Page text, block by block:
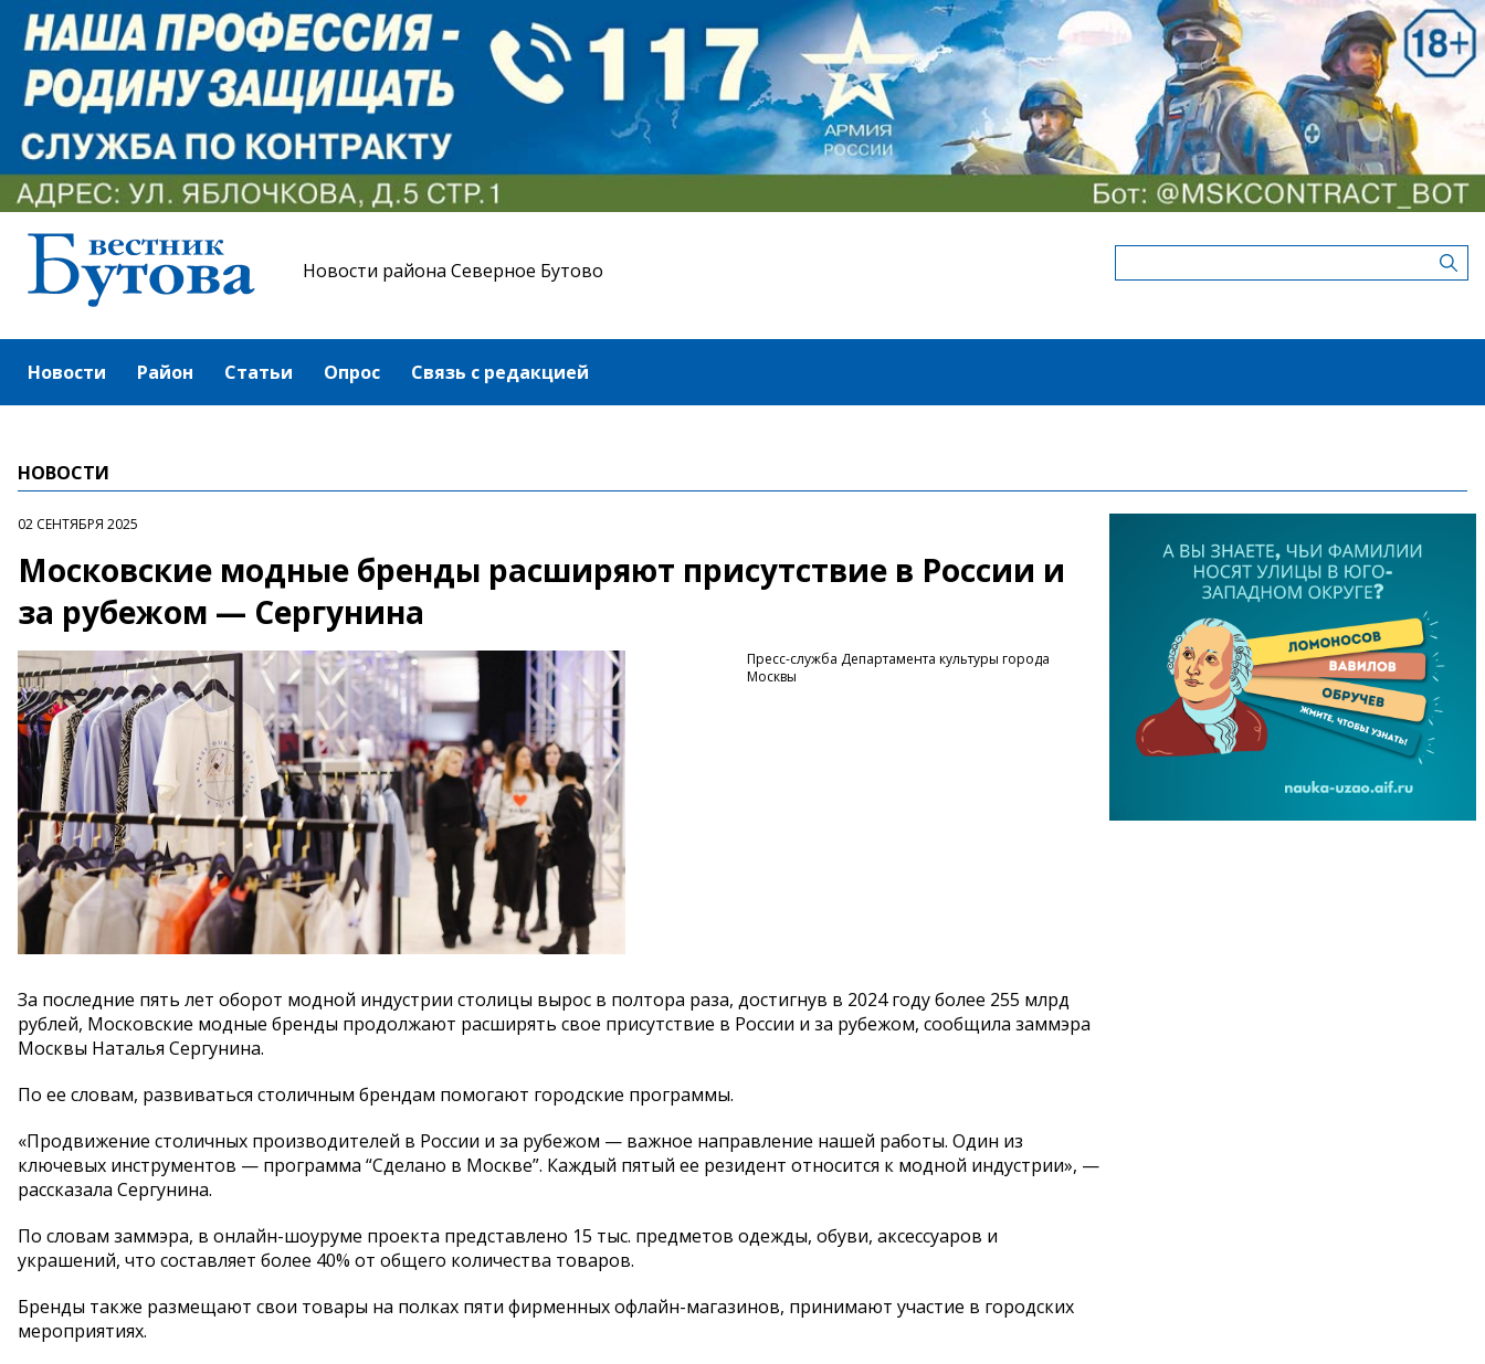
Новости района Северное Бутово
Новости Район Статьи Опрос Связь с редакцией
НОВОСТИ
02 СЕНТЯБРЯ 2025
Московские модные бренды расширяют присутствие в России и
за рубежом — Сергунина
Пресс-служба Департамента культуры города
Москвы
За последние пять лет оборот модной индустрии столицы вырос в полтора раза, достигнув в 2024 году более 255 млрд
рублей, Московские модные бренды продолжают расширять свое присутствие в России и за рубежом, сообщила заммэра
Москвы Наталья Сергунина.
По ее словам, развиваться столичным брендам помогают городские программы.
«Продвижение столичных производителей в России и за рубежом — важное направление нашей работы. Один из
ключевых инструментов — программа “Сделано в Москве”. Каждый пятый ее резидент относится к модной индустрии», —
рассказала Сергунина.
По словам заммэра, в онлайн-шоуруме проекта представлено 15 тыс. предметов одежды, обуви, аксессуаров и
украшений, что составляет более 40% от общего количества товаров.
Бренды также размещают свои товары на полках пяти фирменных офлайн-магазинов, принимают участие в городских
мероприятиях.